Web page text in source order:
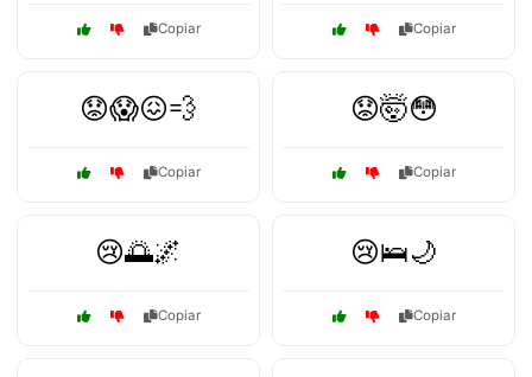
Copiar Copiar
😟😱😖💨
Copiar
😟🤯😳
Copiar
😢🌅🌌
Copiar
😢🛌🌙
Copiar